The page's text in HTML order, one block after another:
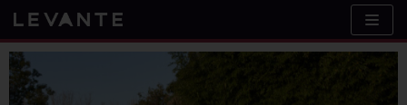
Skip
to
content